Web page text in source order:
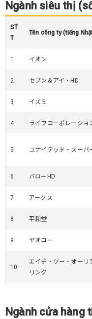
2018-
2019)
14.
doanh
cụ thể
năm
2018-
liệu
Ngành siêu thị
ST
T
Tên công ty (tiếng
1 イオン
2 セブン＆アイ・HD
3 イズミ
4 ライフコーポレーショ
5 ユナイテッド・スーパ
6 バローHD
7 アークス
8 平和堂
9 ヤオコー
10
エイチ・ツー・オーリ
リング
Ngành cửa hàng